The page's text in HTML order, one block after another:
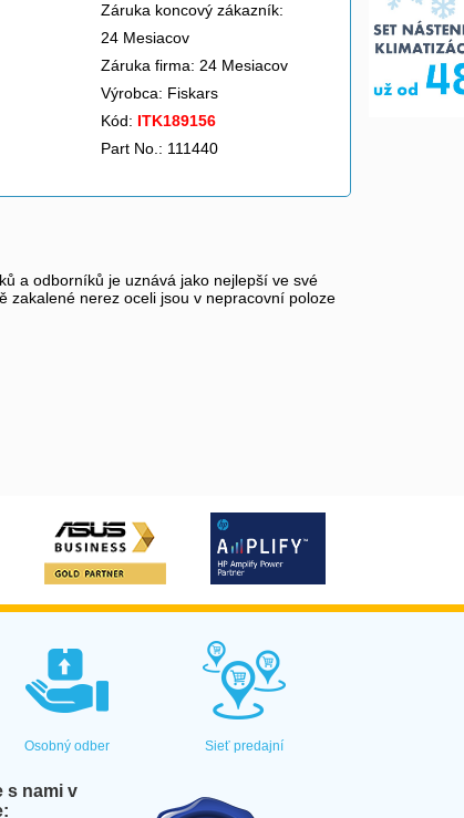
Záruka koncový zákazník:
24 Mesiacov
Záruka firma: 24 Mesiacov
Výrobca: Fiskars
Kód: ITK189156
Part No.: 111440
a odborníků je uznává jako nejlepší ve své
zakalené nerez oceli jsou v nepracovní poloze
Osobný odber Sieť predajní
s nami v